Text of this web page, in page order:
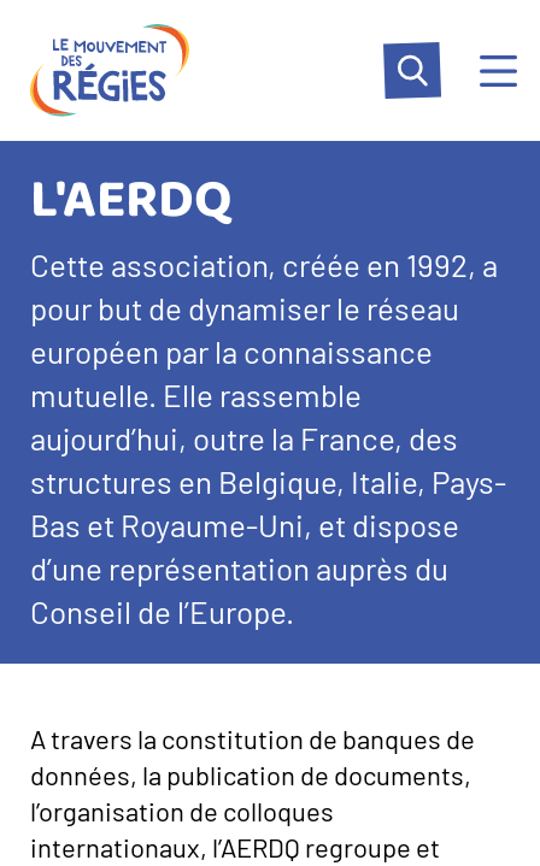
contenu
principal
L'AERDQ
Texte
d’introduction
Cette association, créée en 1992, a
pour but de dynamiser le réseau
européen par la connaissance
mutuelle. Elle rassemble
aujourd’hui, outre la France, des
structures en Belgique, Italie, Pays-
Bas et Royaume-Uni, et dispose
d’une représentation auprès du
Conseil de l’Europe.
A travers la constitution de banques de
données, la publication de documents,
l’organisation de colloques
internationaux, l’AERDQ regroupe et